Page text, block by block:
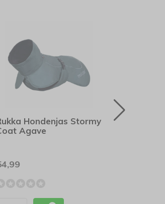
Hondenjas Stormy
Agave